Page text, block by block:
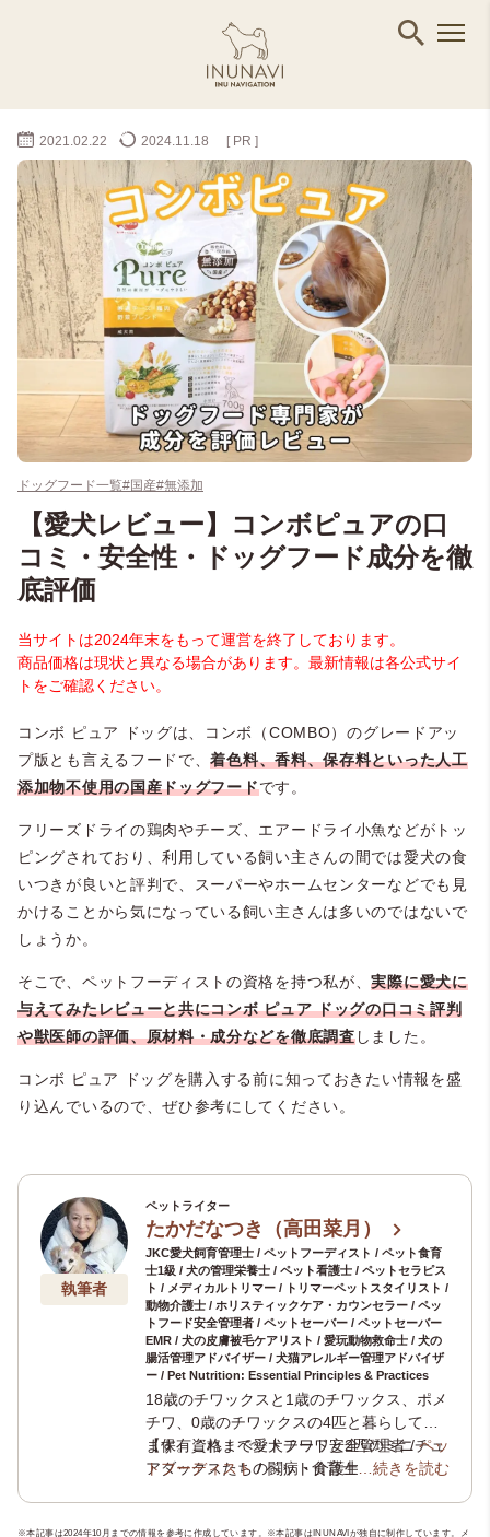
2021.02.22 2024.11.18 [ PR ]
ドッグフード一覧#国産#無添加
【愛犬レビュー】コンボピュアの口
コミ・安全性・ドッグフード成分を徹
底評価
当サイトは2024年末をもって運営を終了しております。
商品価格は現状と異なる場合があります。最新情報は各公式サイ
トをご確認ください。
コンボ ピュア ドッグは、コンボ（COMBO）のグレードアッ
プ版とも言えるフードで、着色料、香料、保存料といった人工
添加物不使用の国産ドッグフードです。
フリーズドライの鶏肉やチーズ、エアードライ小魚などがトッ
ピングされており、利用している飼い主さんの間では愛犬の食
いつきが良いと評判で、スーパーやホームセンターなどでも見
かけることから気になっている飼い主さんは多いのではないで
しょうか。
そこで、ペットフーディストの資格を持つ私が、実際に愛犬に
与えてみたレビューと共にコンボ ピュア ドッグの口コミ評判
や獣医師の評価、原材料・成分などを徹底調査しました。
コンボ ピュア ドッグを購入する前に知っておきたい情報を盛
り込んでいるので、ぜひ参考にしてください。
執筆者
ペットライター
たかだなつき（高田菜月）
JKC愛犬飼育管理士 / ペットフーディスト / ペット食育
士1級 / 犬の管理栄養士 / ペット看護士 / ペットセラピス
ト / メディカルトリマー / トリマーペットスタイリスト /
動物介護士 / ホリスティックケア・カウンセラー / ペッ
トフード安全管理者 / ペットセーバー / ペットセーバー
EMR / 犬の皮膚被毛ケアリスト / 愛玩動物救命士 / 犬の
腸活管理アドバイザー / 犬猫アレルギー管理アドバイザ
ー / Pet Nutrition: Essential Principles & Practices
18歳のチワックスと1歳のチワックス、ポメ
チワ、0歳のチワックスの4匹と暮らしてい
ます。これまで愛犬チワワと2匹のミニチュ
アダックスたちの闘病・介護生活の経験か
【保有資格：ペットフード安全管理者 /ペッ
トフーディスト/ ペット食育士1級 /犬の管
…続きを読む
※本記事は2024年10月までの情報を参考に作成しています。※本記事はINUNAVIが独自に制作しています。メ